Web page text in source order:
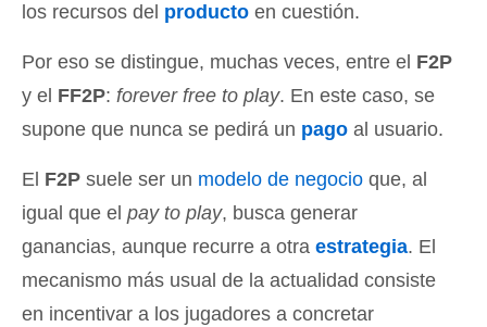
los recursos del producto en cuestión.
Por eso se distingue, muchas veces, entre el F2P
y el FF2P: forever free to play. En este caso, se
supone que nunca se pedirá un pago al usuario.
El F2P suele ser un modelo de negocio que, al
igual que el pay to play, busca generar
ganancias, aunque recurre a otra estrategia. El
mecanismo más usual de la actualidad consiste
en incentivar a los jugadores a concretar